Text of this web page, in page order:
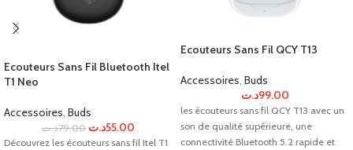
Ecouteurs Sans Fil Bluetooth Itel
T1 Neo
Accessoires, Buds
79.00د.ت 55.00د.ت
Découvrez les écouteurs sans fil Itel T1
Ecouteurs Sans Fil QCY T13
Accessoires, Buds
99.00د.ت
les écouteurs sans fil QCY T13 avec un
son de qualité supérieure, une
connectivité Bluetooth 5.2 rapide et